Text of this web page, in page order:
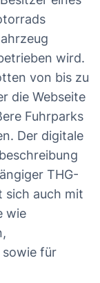
wird.
von bis zu
die Webseite
Fuhrparks
Der digitale
THG-
sich auch mit
wie
sowie für